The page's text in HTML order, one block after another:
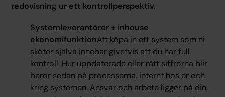
redovisning ur ett kontrollperspektiv.
Systemleverantörer + inhouse
ekonomifunktionAtt köpa in ett system som ni
sköter själva innebär givetvis att du har full
kontroll. Hur uppdaterade eller rätt siffrorna blir
beror sedan på processerna, internt hos er och
kring systemen. Ansvar och arbete ligger på din